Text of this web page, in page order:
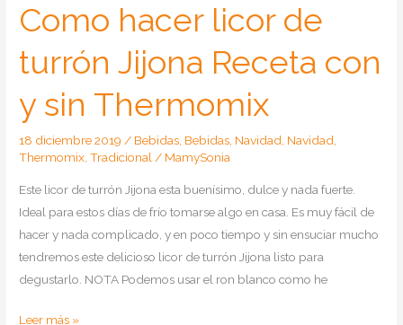
Como hacer licor de
turrón Jijona Receta con
y sin Thermomix
18 diciembre 2019/ Bebidas, Bebidas, Navidad, Navidad,
Thermomix,Tradicional/ MamySonia
Este licor de turrón Jijona esta buenísimo, dulce y nada fuerte.
Ideal para estos días de frío tomarse algo en casa. Es muy fácil de
hacer y nada complicado, y en poco tiempo y sin ensuciar mucho
tendremos este delicioso licor de turrón Jijona listo para
degustarlo. NOTA Podemos usar el ron blanco como he
Como
Leer más »